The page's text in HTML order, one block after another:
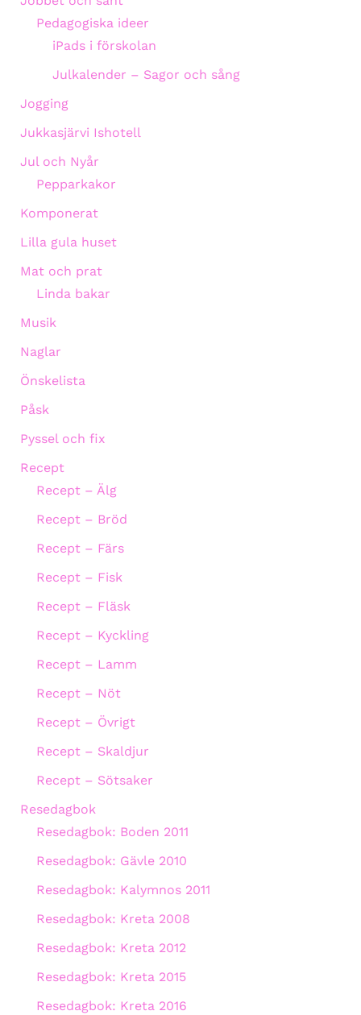
Pedagogiska ideer
iPads i förskolan
Julkalender – Sagor och sång
Jogging
Jukkasjärvi Ishotell
Jul och Nyår
Pepparkakor
Komponerat
Lilla gula huset
Mat och prat
Linda bakar
Musik
Naglar
Önskelista
Påsk
Pyssel och fix
Recept
Recept – Älg
Recept – Bröd
Recept – Färs
Recept – Fisk
Recept – Fläsk
Recept – Kyckling
Recept – Lamm
Recept – Nöt
Recept – Övrigt
Recept – Skaldjur
Recept – Sötsaker
Resedagbok
Resedagbok: Boden 2011
Resedagbok: Gävle 2010
Resedagbok: Kalymnos 2011
Resedagbok: Kreta 2008
Resedagbok: Kreta 2012
Resedagbok: Kreta 2015
Resedagbok: Kreta 2016